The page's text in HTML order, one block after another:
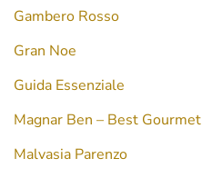
Gambero Rosso
Gran Noe
Guida Essenziale
Magnar Ben – Best Gourmet
Malvasia Parenzo